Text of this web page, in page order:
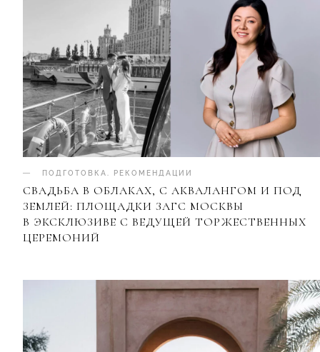
ПОДГОТОВКА. РЕКОМЕНДАЦИИ
СВАДЬБА В ОБЛАКАХ, С АКВАЛАНГОМ И ПОД
ЗЕМЛЕЙ: ПЛОЩАДКИ ЗАГС МОСКВЫ
В ЭКСКЛЮЗИВЕ С ВЕДУЩЕЙ ТОРЖЕСТВЕННЫХ
ЦЕРЕМОНИЙ